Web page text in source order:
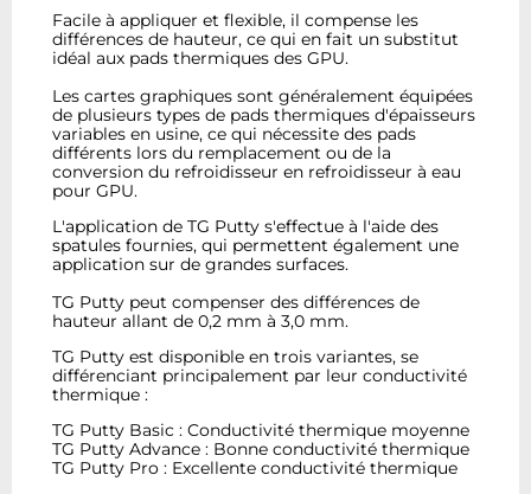
Facile à appliquer et flexible, il compense les
différences de hauteur, ce qui en fait un substitut
idéal aux pads thermiques des GPU.
Les cartes graphiques sont généralement équipées
de plusieurs types de pads thermiques d'épaisseurs
variables en usine, ce qui nécessite des pads
différents lors du remplacement ou de la
conversion du refroidisseur en refroidisseur à eau
pour GPU.
L'application de TG Putty s'effectue à l'aide des
spatules fournies, qui permettent également une
application sur de grandes surfaces.
TG Putty peut compenser des différences de
hauteur allant de 0,2 mm à 3,0 mm.
TG Putty est disponible en trois variantes, se
différenciant principalement par leur conductivité
thermique :
TG Putty Basic : Conductivité thermique moyenne
TG Putty Advance : Bonne conductivité thermique
TG Putty Pro : Excellente conductivité thermique